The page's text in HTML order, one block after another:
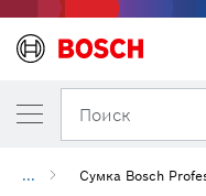
Поиск
... Сумка Bosch